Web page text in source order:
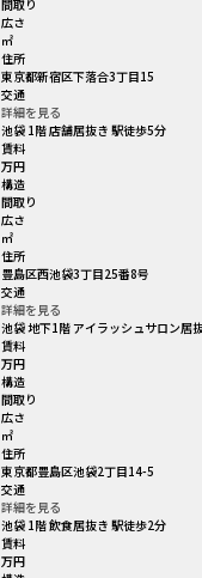
間取り
広さ
㎡
住所
東京都新宿区下落合3丁目15
交通
詳細を見る
池袋 1階 店舗居抜き 駅徒歩5分
賃料
万円
構造
間取り
広さ
㎡
住所
豊島区西池袋3丁目25番8号
交通
詳細を見る
池袋 地下1階 アイラッシュサロン居
賃料
万円
構造
間取り
広さ
㎡
住所
東京都豊島区池袋2丁目14-5
交通
詳細を見る
池袋 1階 飲食居抜き 駅徒歩2分
賃料
万円